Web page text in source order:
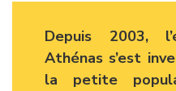
Depuis 2003,
Athénas s’est
la petite